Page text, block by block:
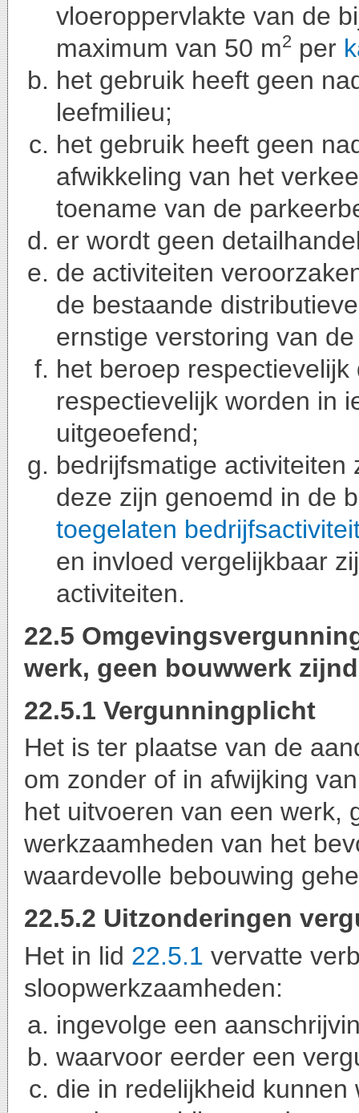
vloeroppervlakte van de
maximum van 50 m2 per
het gebruik heeft geen
leefmilieu;
het gebruik heeft geen
afwikkeling van het
toename van de
er wordt geen
de activiteiten
de bestaande
ernstige verstoring van
het beroep
respectievelijk worden in
uitgeoefend;
bedrijfsmatige
deze zijn genoemd in de
toegelaten
en invloed vergelijkbaar
activiteiten.
22.5
werk, geen bouwwerk
22.5.1 Vergunningplicht
Het is ter plaatse van de
om zonder of in afwijking
het uitvoeren van een werk,
werkzaamheden van het
waardevolle bebouwing
22.5.2 Uitzonderingen
Het in lid 22.5.1 vervatte
sloopwerkzaamheden:
ingevolge een
waarvoor eerder een
die in redelijkheid